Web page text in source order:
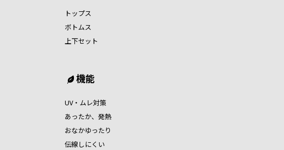
トップス
ボトムス
上下セット
機能
UV・ムレ対策
あったか、発熱
おなかゆったり
伝線しにくい